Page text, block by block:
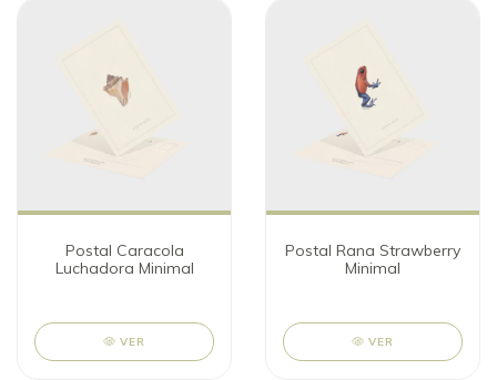
Postal Caracola
Luchadora Minimal
VER
Postal Rana Strawberry
Minimal
VER